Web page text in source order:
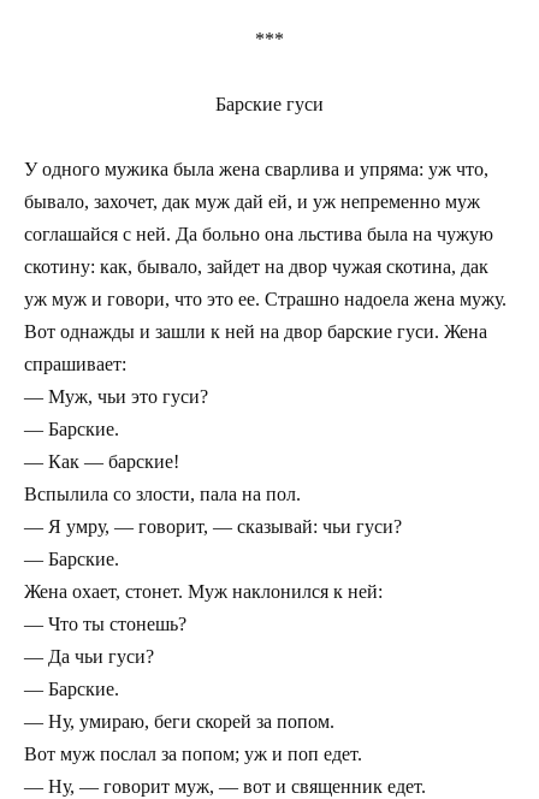
***
Барские гуси
У одного мужика была жена сварлива и упряма: уж что,
бывало, захочет, дак муж дай ей, и уж непременно муж
соглашайся с ней. Да больно она льстива была на чужую
скотину: как, бывало, зайдет на двор чужая скотина, дак
уж муж и говори, что это ее. Страшно надоела жена мужу.
Вот однажды и зашли к ней на двор барские гуси. Жена
спрашивает:
— Муж, чьи это гуси?
— Барские.
— Как — барские!
Вспылила со злости, пала на пол.
— Я умру, — говорит, — сказывай: чьи гуси?
— Барские.
Жена охает, стонет. Муж наклонился к ней:
— Что ты стонешь?
— Да чьи гуси?
— Барские.
— Ну, умираю, беги скорей за попом.
Вот муж послал за попом; уж и поп едет.
— Ну, — говорит муж, — вот и священник едет.